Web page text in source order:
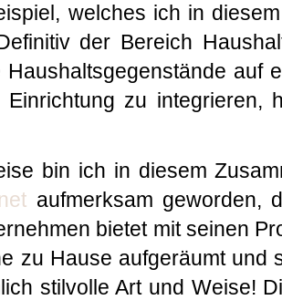
welches ich in
der Bereich
Haushaltsgegenstände auf
zu integrieren,
bin ich in diesem
aufmerksam geworden,
bietet mit seinen
zu Hause aufgeräumt und
stilvolle Art und Weise!